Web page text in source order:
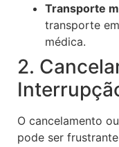
Transporte
transporte
médica.
2.
O cancelamento
pode ser